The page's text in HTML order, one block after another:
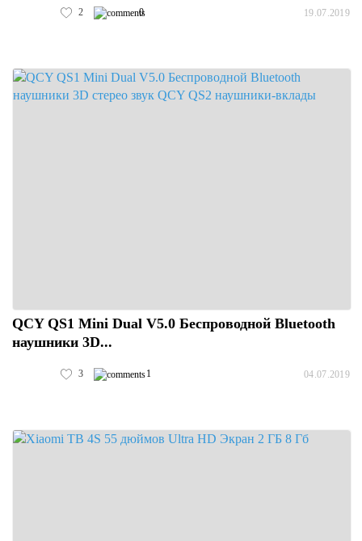
2 0 19.07.2019
QCY QS1 Mini Dual V5.0 Беспроводной Bluetooth
наушники 3D...
3 1 04.07.2019